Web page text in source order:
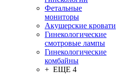
Фетальные
мониторы
Акушерские кровати
Гинекологические
смотровые лампы
Гинекологические
комбайны
+ ЕЩЕ 4